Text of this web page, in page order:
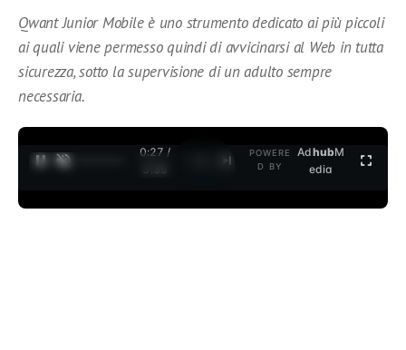
Qwant Junior Mobile è uno strumento dedicato ai più piccoli
ai quali viene permesso quindi di avvicinarsi al Web in tutta
sicurezza, sotto la supervisione di un adulto sempre
necessaria.
0:28 /
3:35
POWERE
D BY
AdhubM
edia